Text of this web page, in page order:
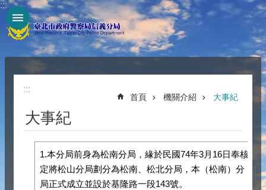
跳到主要內容區塊
:::
:::
首頁 機關介紹 大事紀
大事紀
1.本分局前身為松南分局，緣於民國74年3月16日奉核
定將松山分局劃分為松南、松北分局，本（松南）分
局正式成立並設於基隆路一段143號。